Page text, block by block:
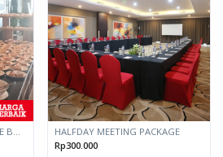
HALFDAY MEETING PACKAGE
Rp300.000